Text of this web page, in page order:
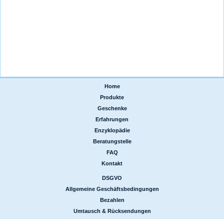
Home
Produkte
Geschenke
Erfahrungen
Enzyklopädie
Beratungstelle
FAQ
Kontakt
DSGVO
Allgemeine Geschäftsbedingungen
Bezahlen
Umtausch & Rücksendungen